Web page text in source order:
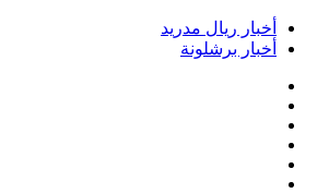
ريال مدريد
برشلونة